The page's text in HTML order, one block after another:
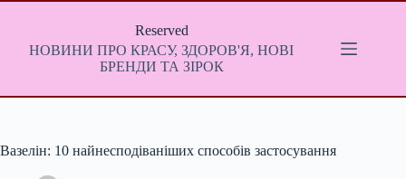
Перейти
Reserved
НОВИНИ ПРО КРАСУ, ЗДОРОВ'Я, НОВІ
БРЕНДИ ТА ЗІРОК
Вазелін: 10 найнесподіваніших способів застосування